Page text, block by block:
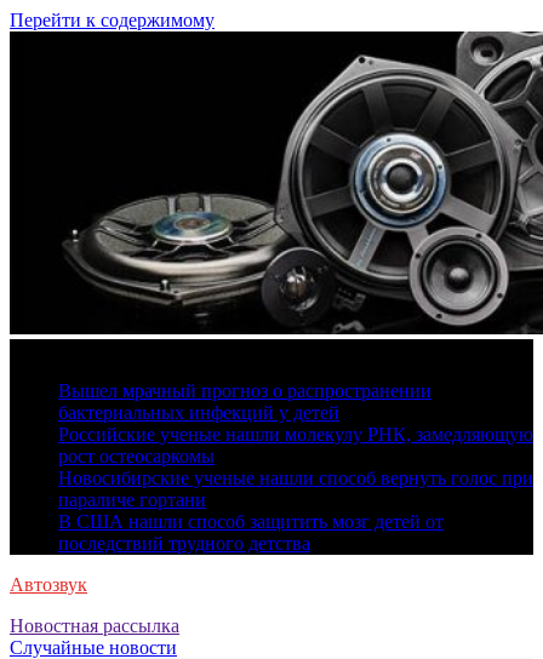
Перейти к содержимому
Вышел мрачный прогноз о распространении
бактериальных инфекций у детей
Российские ученые нашли молекулу РНК, замедляющую
рост остеосаркомы
Новосибирские ученые нашли способ вернуть голос при
параличе гортани
В США нашли способ защитить мозг детей от
последствий трудного детства
Автозвук
Новостная рассылка
Случайные новости